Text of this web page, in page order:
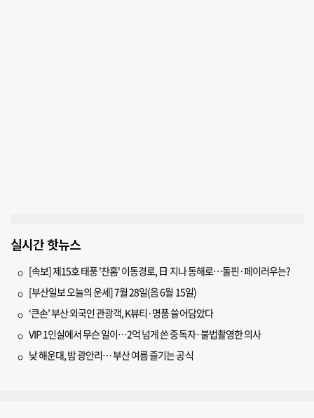
실시간 핫뉴스
[속보] 제15호 태풍 '찬홈' 이동경로, 日 지나 동해로…돌핀·페이러우는?
[부산일보 오늘의 운세] 7월 28일(음 6월 15일)
‘큰손’ 부산 외국인 관광객, K뷰티·명품 쓸어담았다
VIP 1인실에서 무슨 일이…2억 넘게 쓴 중독자·불법촬영한 의사
낮 해운대, 밤 광안리… 부산 여름 즐기는 공식